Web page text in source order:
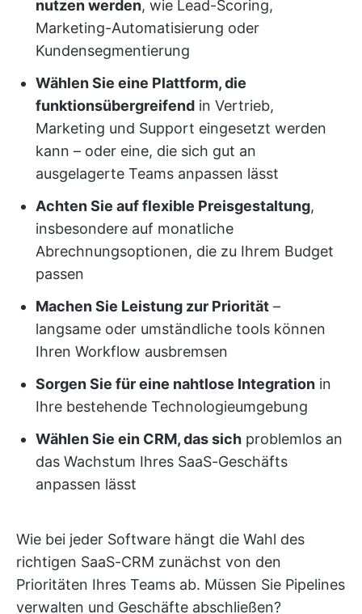
nutzen werden, wie Lead-Scoring,
Marketing-Automatisierung oder
Kundensegmentierung
Wählen Sie eine Plattform, die
funktionsübergreifend in Vertrieb,
Marketing und Support eingesetzt werden
kann – oder eine, die sich gut an
ausgelagerte Teams anpassen lässt
Achten Sie auf flexible Preisgestaltung,
insbesondere auf monatliche
Abrechnungsoptionen, die zu Ihrem Budget
passen
Machen Sie Leistung zur Priorität –
langsame oder umständliche tools können
Ihren Workflow ausbremsen
Sorgen Sie für eine nahtlose Integration in
Ihre bestehende Technologieumgebung
Wählen Sie ein CRM, das sich problemlos an
das Wachstum Ihres SaaS-Geschäfts
anpassen lässt
Wie bei jeder Software hängt die Wahl des
richtigen SaaS-CRM zunächst von den
Prioritäten Ihres Teams ab. Müssen Sie Pipelines
verwalten und Geschäfte abschließen?